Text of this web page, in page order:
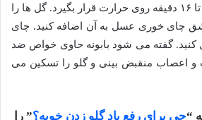
اضافه کنید و بگذارید ۱۲ تا ۱۶ دقیقه روی حرارت قرار بگیرد. گل ها را
چای خوری عسل به آن اضافه کنید. چای
کنید. گفته می شود بابونه حاوی خواص ضد
و اعصاب منقبض بینی و گلو را تسکین می
“چی برای رفع باد گلو زدن خوبه؟”را